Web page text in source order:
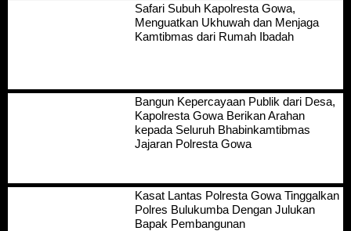
Safari Subuh Kapolresta Gowa,
Menguatkan Ukhuwah dan Menjaga
Kamtibmas dari Rumah Ibadah
Bangun Kepercayaan Publik dari Desa,
Kapolresta Gowa Berikan Arahan
kepada Seluruh Bhabinkamtibmas
Jajaran Polresta Gowa
Kasat Lantas Polresta Gowa Tinggalkan
Polres Bulukumba Dengan Julukan
Bapak Pembangunan